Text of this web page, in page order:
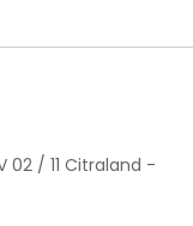
02 / 11 Citraland -